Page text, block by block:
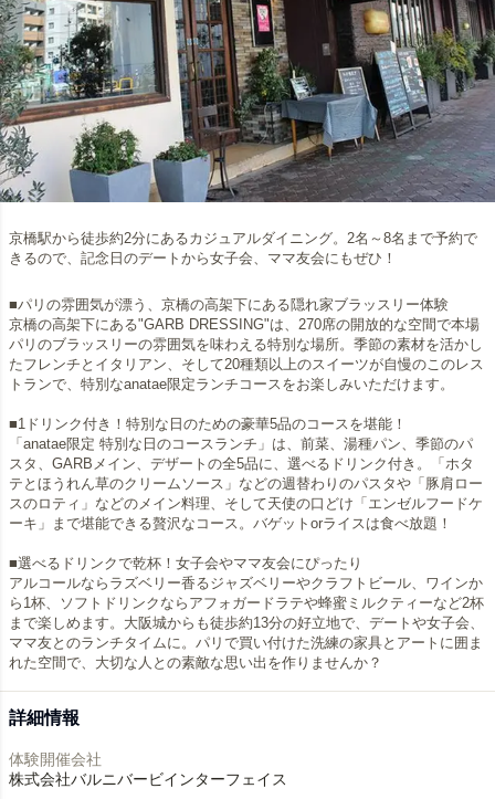
京橋駅から徒歩約2分にあるカジュアルダイニング。2名～8名まで予約で
きるので、記念日のデートから女子会、ママ友会にもぜひ！
■パリの雰囲気が漂う、京橋の高架下にある隠れ家ブラッスリー体験
京橋の高架下にある"GARB DRESSING"は、270席の開放的な空間で本場
パリのブラッスリーの雰囲気を味わえる特別な場所。季節の素材を活かし
たフレンチとイタリアン、そして20種類以上のスイーツが自慢のこのレス
トランで、特別なanatae限定ランチコースをお楽しみいただけます。
■1ドリンク付き！特別な日のための豪華5品のコースを堪能！
「anatae限定 特別な日のコースランチ」は、前菜、湯種パン、季節のパ
スタ、GARBメイン、デザートの全5品に、選べるドリンク付き。「ホタ
テとほうれん草のクリームソース」などの週替わりのパスタや「豚肩ロー
スのロティ」などのメイン料理、そして天使の口どけ「エンゼルフードケ
ーキ」まで堪能できる贅沢なコース。バゲットorライスは食べ放題！
■選べるドリンクで乾杯！女子会やママ友会にぴったり
アルコールならラズベリー香るジャズベリーやクラフトビール、ワインか
ら1杯、ソフトドリンクならアフォガードラテや蜂蜜ミルクティーなど2杯
まで楽しめます。大阪城からも徒歩約13分の好立地で、デートや女子会、
ママ友とのランチタイムに。パリで買い付けた洗練の家具とアートに囲ま
れた空間で、大切な人との素敵な思い出を作りませんか？
詳細情報
体験開催会社
株式会社バルニバービインターフェイス